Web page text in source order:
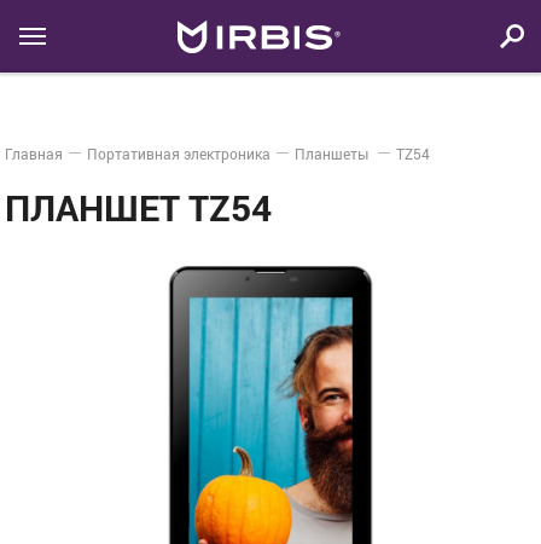
Главная Портативная электроника Планшеты TZ54
ПЛАНШЕТ TZ54